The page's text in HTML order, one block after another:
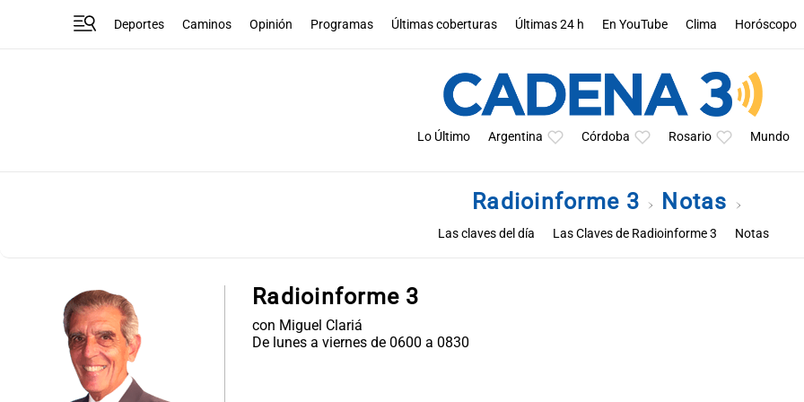
Deportes Caminos Opinión Programas Últimas coberturas Últimas 24 h En YouTube Clima Horóscopo
Lo Último Argentina Córdoba Rosario Mundo
Radioinforme 3 Notas
Las claves del día Las Claves de Radioinforme 3 Notas
Radioinforme 3
con Miguel Clariá
De lunes a viernes de 0600 a 0830